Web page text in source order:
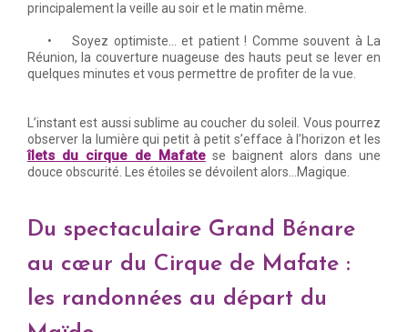
principalement la veille au soir et le matin même.
• Soyez optimiste… et patient ! Comme souvent à La
Réunion, la couverture nuageuse des hauts peut se lever en
quelques minutes et vous permettre de profiter de la vue.
L’instant est aussi sublime au coucher du soleil. Vous pourrez
observer la lumière qui petit à petit s’efface à l’horizon et les
îlets du cirque de Mafate se baignent alors dans une
douce obscurité. Les étoiles se dévoilent alors…Magique.
Du spectaculaire Grand Bénare
au cœur du Cirque de Mafate :
les randonnées au départ du